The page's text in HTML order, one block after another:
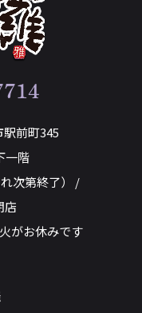
前町345
一階
次第終了） /
店
がお休みです